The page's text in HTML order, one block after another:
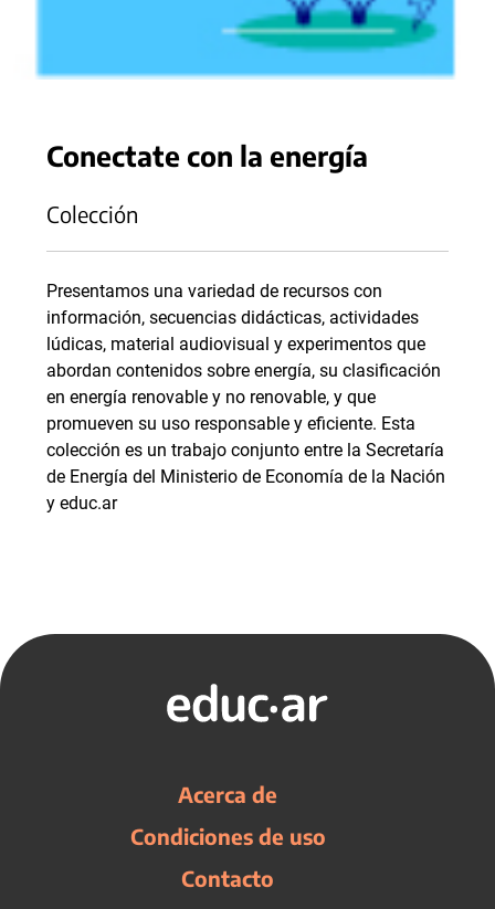
Conectate con la energía
Colección
Presentamos una variedad de recursos con
información, secuencias didácticas, actividades
lúdicas, material audiovisual y experimentos que
abordan contenidos sobre energía, su clasificación
en energía renovable y no renovable, y que
promueven su uso responsable y eficiente. Esta
colección es un trabajo conjunto entre la Secretaría
de Energía del Ministerio de Economía de la Nación
y educ.ar
Acerca de
Condiciones de uso
Contacto